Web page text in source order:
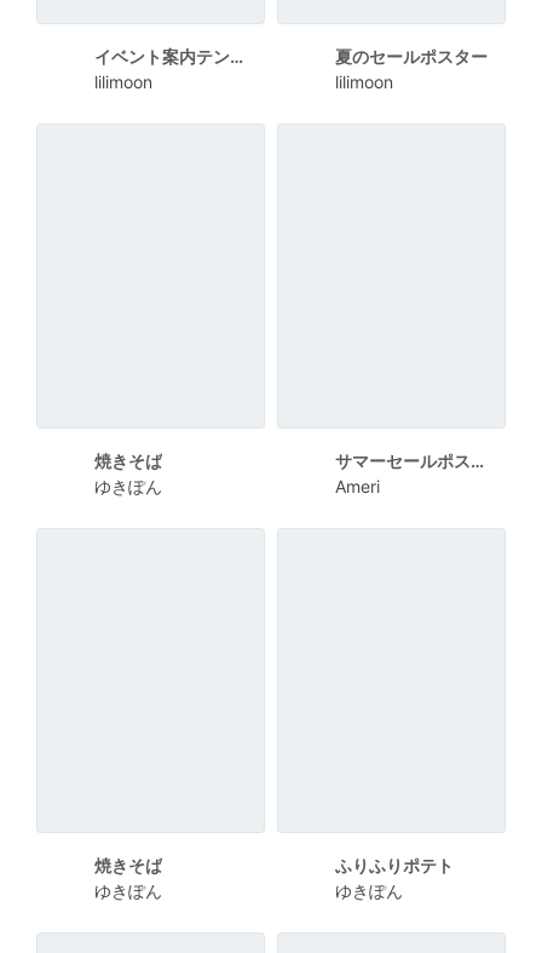
イベント案内テンプレート
lilimoon
夏のセールポスター
lilimoon
焼きそば
ゆきぽん
サマーセールポスター
Ameri
焼きそば
ゆきぽん
ふりふりポテト
ゆきぽん